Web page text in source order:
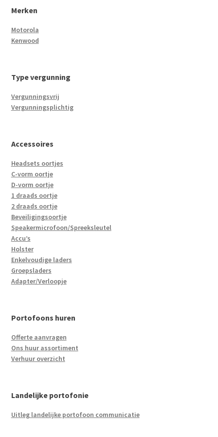
Merken
Motorola
Kenwood
Type vergunning
Vergunningsvrij
Vergunningsplichtig
Accessoires
Headsets oortjes
C-vorm oortje
D-vorm oortje
1 draads oortje
2 draads oortje
Beveiligingsoortje
Speakermicrofoon/Spreeksleutel
Accu’s
Holster
Enkelvoudige laders
Groepsladers
Adapter/Verloopje
Portofoons huren
Offerte aanvragen
Ons huur assortiment
Verhuur overzicht
Landelijke portofonie
Uitleg landelijke portofoon communicatie